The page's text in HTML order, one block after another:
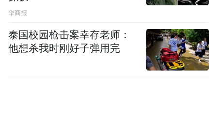
华商报
泰国校园枪击案幸存老师：
他想杀我时刚好子弹用完